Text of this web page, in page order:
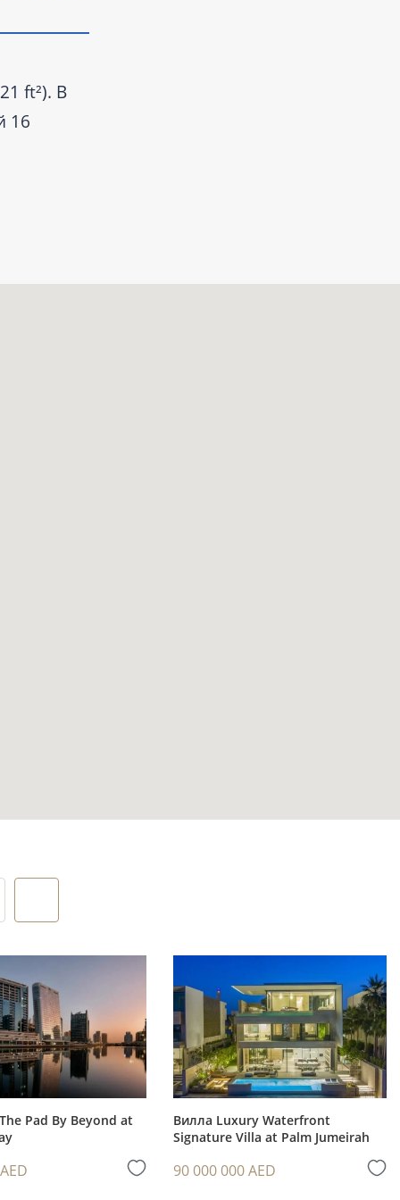
ft²). В
16
отдыха.
Pad By Beyond at
Вилла Luxury Waterfront
Signature Villa at Palm Jumeirah
90 000 000 AED